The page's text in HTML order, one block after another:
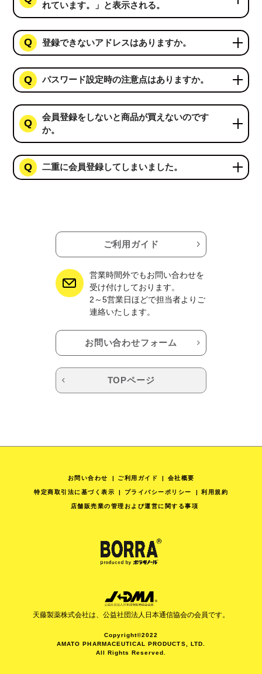
れています。」と表示される。
登録できないアドレスはありますか。
パスワード設定時の注意点はありますか。
会員登録をしないと商品が買えないのです
か。
二重に会員登録してしまいました。
ご利用ガイド
営業時間外でもお問い合わせを
受け付けしております。
2～5営業日ほどで担当者よりご
連絡いたします。
お問い合わせフォーム
TOPページ
お問い合わせ ご利用ガイド 会社概要
特定商取引法に基づく表示 プライバシーポリシー 利用規約
店舗販売業の管理および運営に関する事項
天藤製薬株式会社は、公益社団法人日本通信協会の会員です。
Copyright©2022
AMATO PHARMACEUTICAL PRODUCTS, LTD.
All Rights Reserved.